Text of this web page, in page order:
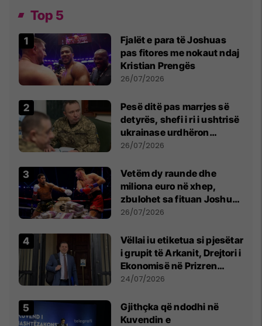
Top 5
Fjalët e para të Joshuas
pas fitores me nokaut ndaj
Kristian Prengës
26/07/2026
Pesë ditë pas marrjes së
detyrës, shefi i ri i ushtrisë
ukrainase urdhëron
kontroll të madh
26/07/2026
Vetëm dy raunde dhe
miliona euro në xhep,
zbulohet sa fituan Joshua
e Prenga
26/07/2026
Vëllai iu etiketua si pjesëtar
i grupit të Arkanit, Drejtori i
Ekonomisë në Prizren
mohon pretendimet
24/07/2026
Gjithçka që ndodhi në
Kuvendin e